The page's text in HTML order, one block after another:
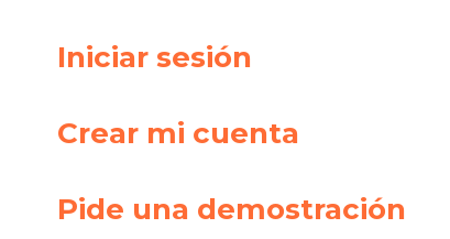
Iniciar sesión
Crear mi cuenta
Pide una demostración